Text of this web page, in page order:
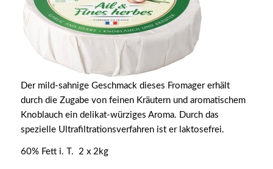
Der mild-sahnige Geschmack dieses Fromager erhält
durch die Zugabe von feinen Kräutern und aromatischem
Knoblauch ein delikat-würziges Aroma. Durch das
spezielle Ultrafiltrationsverfahren ist er laktosefrei.
60% Fett i. T. 2 x 2kg